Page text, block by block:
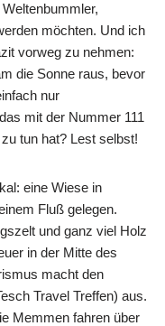
möchten. Und ich
vorweg zu nehmen:
die Sonne raus, bevor
nur
mit der Nummer 111
tun hat? Lest selbst!
eine Wiese in
Fluß gelegen.
und ganz viel Holz
in der Mitte des
macht den
Travel Treffen) aus.
Memmen fahren über